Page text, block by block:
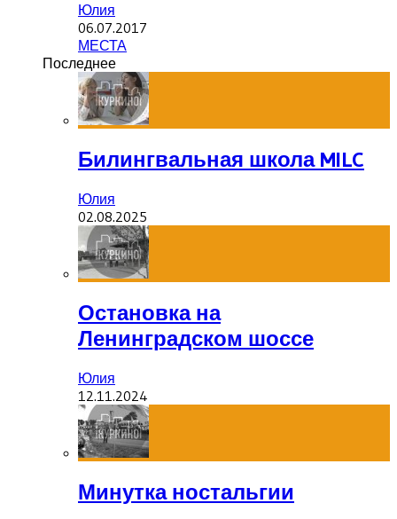
Юлия
06.07.2017
МЕСТА
Последнее
Билингвальная школа MILC
Юлия
02.08.2025
Остановка на
Ленинградском шоссе
Юлия
12.11.2024
Минутка ностальгии